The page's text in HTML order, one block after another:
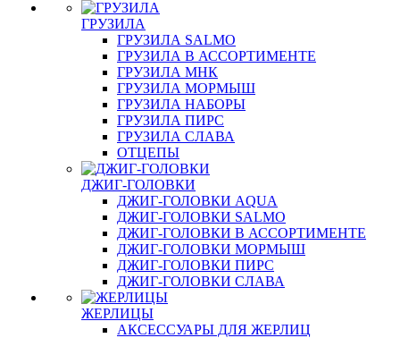
ГРУЗИЛА
ГРУЗИЛА SALMO
ГРУЗИЛА В АССОРТИМЕНТЕ
ГРУЗИЛА МНК
ГРУЗИЛА МОРМЫШ
ГРУЗИЛА НАБОРЫ
ГРУЗИЛА ПИРС
ГРУЗИЛА СЛАВА
ОТЦЕПЫ
ДЖИГ-ГОЛОВКИ
ДЖИГ-ГОЛОВКИ AQUA
ДЖИГ-ГОЛОВКИ SALMO
ДЖИГ-ГОЛОВКИ В АССОРТИМЕНТЕ
ДЖИГ-ГОЛОВКИ МОРМЫШ
ДЖИГ-ГОЛОВКИ ПИРС
ДЖИГ-ГОЛОВКИ СЛАВА
ЖЕРЛИЦЫ
АКСЕССУАРЫ ДЛЯ ЖЕРЛИЦ